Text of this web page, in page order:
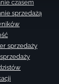
czasem
sprzedażą
sprzedaży